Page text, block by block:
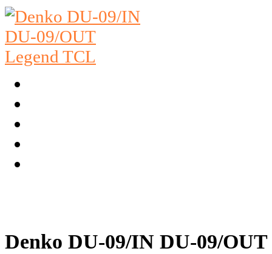
Denko DU-09/IN DU-09/